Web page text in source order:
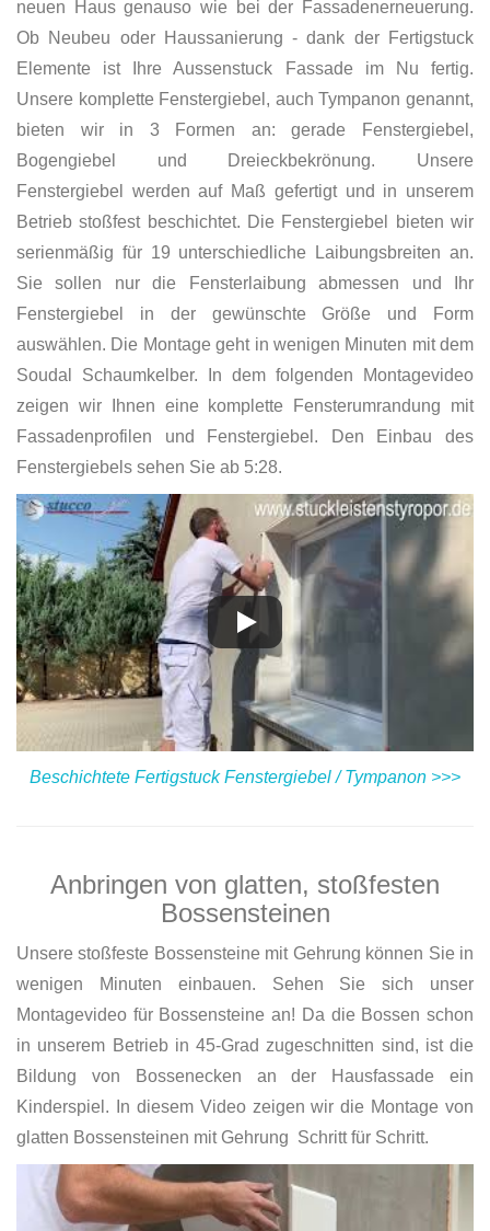
neuen Haus genauso wie bei der Fassadenerneuerung.
Ob Neubeu oder Haussanierung - dank der Fertigstuck
Elemente ist Ihre Aussenstuck Fassade im Nu fertig.
Unsere komplette Fenstergiebel, auch Tympanon genannt,
bieten wir in 3 Formen an: gerade Fenstergiebel,
Bogengiebel und Dreieckbekrönung. Unsere
Fenstergiebel werden auf Maß gefertigt und in unserem
Betrieb stoßfest beschichtet. Die Fenstergiebel bieten wir
serienmäßig für 19 unterschiedliche Laibungsbreiten an.
Sie sollen nur die Fensterlaibung abmessen und Ihr
Fenstergiebel in der gewünschte Größe und Form
auswählen. Die Montage geht in wenigen Minuten mit dem
Soudal Schaumkelber. In dem folgenden Montagevideo
zeigen wir Ihnen eine komplette Fensterumrandung mit
Fassadenprofilen und Fenstergiebel. Den Einbau des
Fenstergiebels sehen Sie ab 5:28.
Beschichtete Fertigstuck Fenstergiebel / Tympanon >>>
Anbringen von glatten, stoßfesten
Bossensteinen
Unsere stoßfeste Bossensteine mit Gehrung können Sie in
wenigen Minuten einbauen. Sehen Sie sich unser
Montagevideo für Bossensteine an! Da die Bossen schon
in unserem Betrieb in 45-Grad zugeschnitten sind, ist die
Bildung von Bossenecken an der Hausfassade ein
Kinderspiel. In diesem Video zeigen wir die Montage von
glatten Bossensteinen mit Gehrung Schritt für Schritt.